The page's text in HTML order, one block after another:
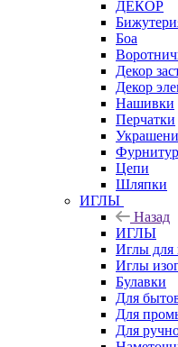
ДЕКОР
Боа
Декор
Декор
Нашивки
Перчатки
Цепи
Шляпки
ИГЛЫ
Назад
ИГЛЫ
Иглы для
Иглы
Булавки
Для
Для
Для